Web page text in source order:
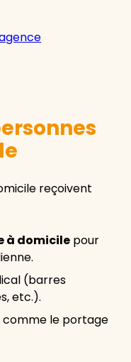
reçoivent
à domicile pour
(barres
etc.).
comme le portage